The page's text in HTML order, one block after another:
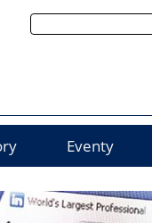
Hledat
Eventy